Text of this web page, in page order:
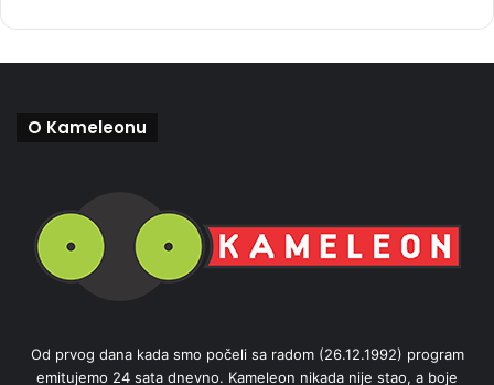
O Kameleonu
Od prvog dana kada smo počeli sa radom (26.12.1992) program
emitujemo 24 sata dnevno. Kameleon nikada nije stao, a boje